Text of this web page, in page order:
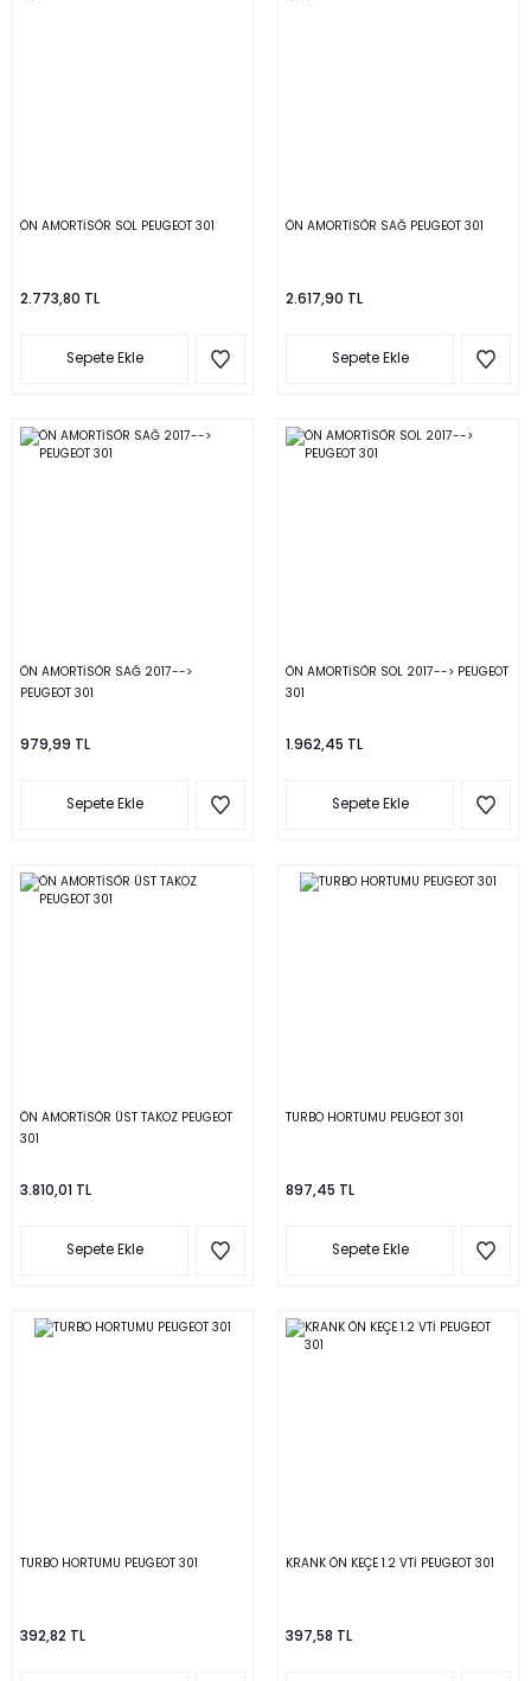
ÖN AMORTİSÖR SOL PEUGEOT 301
2.773,80 TL
Sepete Ekle
ÖN AMORTİSÖR SAĞ PEUGEOT 301
2.617,90 TL
Sepete Ekle
ÖN AMORTİSÖR SAĞ 2017-->
PEUGEOT 301
979,99 TL
Sepete Ekle
ÖN AMORTİSÖR SOL 2017--> PEUGEOT
301
1.962,45 TL
Sepete Ekle
ÖN AMORTİSÖR ÜST TAKOZ PEUGEOT
301
3.810,01 TL
Sepete Ekle
TURBO HORTUMU PEUGEOT 301
897,45 TL
Sepete Ekle
TURBO HORTUMU PEUGEOT 301
392,82 TL
KRANK ÖN KEÇE 1.2 VTİ PEUGEOT 301
397,58 TL